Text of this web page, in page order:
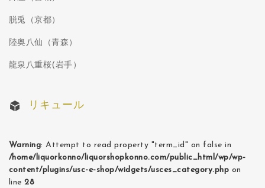
脱兎（京都）
陸奥八仙（青森）
龍泉八重桜(岩手）
リキュール
Warning: Attempt to read property "term_id" on false in
/home/liquorkonno/liquorshopkonno.com/public_html/wp/wp-
content/plugins/usc-e-shop/widgets/usces_category.php on
line28